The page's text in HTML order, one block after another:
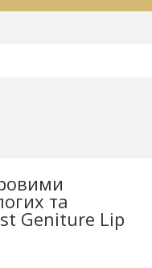
та
Geniture Lip